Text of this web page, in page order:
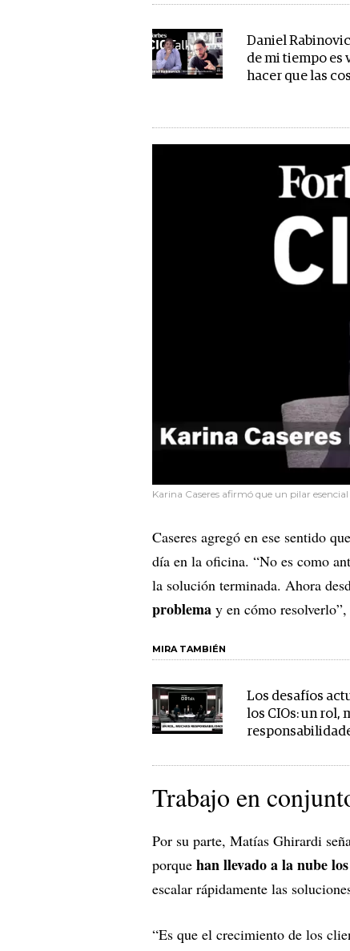
Daniel
de mi tiempo es
hacer que las
Karina Caseres afirmó que un pilar
Caseres agregó en ese sentido
día en la oficina. “No es como
la solución terminada. Ahora
problema y en cómo
MIRA TAMBIÉN
Los desafíos
los CIOs: un rol,
Trabajo en
Por su parte, Matías Ghirardi
porque han llevado a la nube
escalar rápidamente las
“Es que el crecimiento de los